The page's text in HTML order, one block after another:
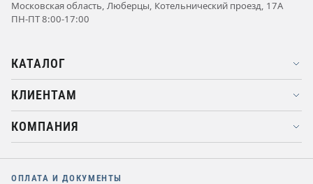
Московская область, Люберцы, Котельнический проезд, 17А
ПН-ПТ 8:00-17:00
КАТАЛОГ
КЛИЕНТАМ
КОМПАНИЯ
ОПЛАТА И ДОКУМЕНТЫ